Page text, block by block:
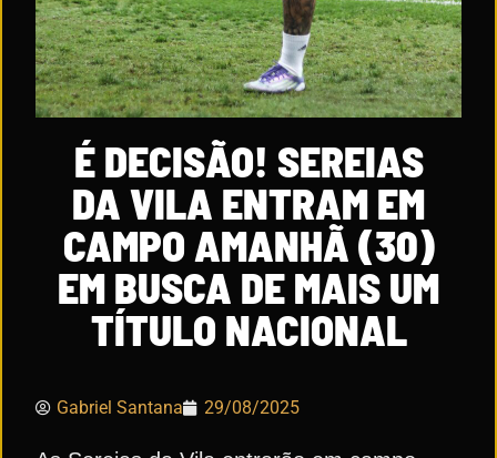
É DECISÃO! SEREIAS
DA VILA ENTRAM EM
CAMPO AMANHÃ (30)
EM BUSCA DE MAIS UM
TÍTULO NACIONAL
Gabriel Santana 29/08/2025